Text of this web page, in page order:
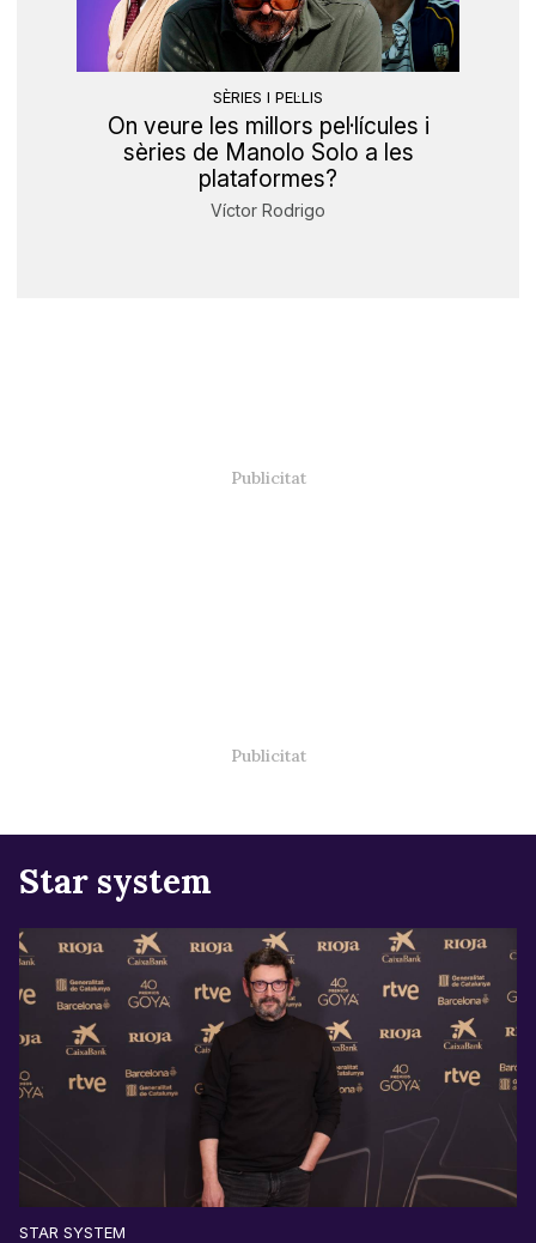
SÈRIES I PEL·LIS
On veure les millors pel·lícules i
sèries de Manolo Solo a les
plataformes?
Víctor Rodrigo
Star system
STAR SYSTEM